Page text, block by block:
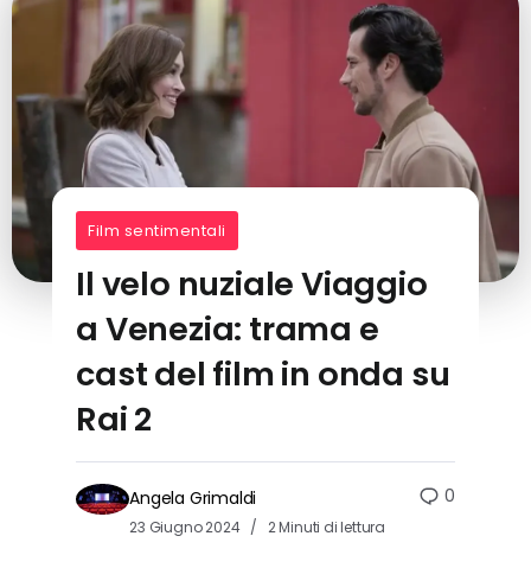
Film sentimentali
Il velo nuziale Viaggio
a Venezia: trama e
cast del film in onda su
Rai 2
Angela Grimaldi
23 Giugno 2024 2 Minuti di lettura
0